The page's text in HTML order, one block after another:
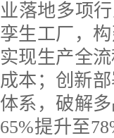
业落地多项
孪生工厂，
实现生产全
成本；创新
体系，破解
65%提升至